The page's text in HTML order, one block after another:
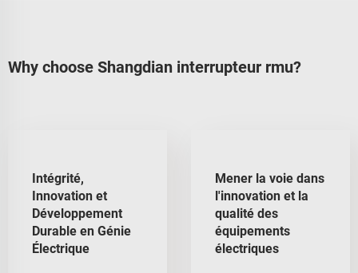
Why choose Shangdian interrupteur rmu?
Intégrité,
Innovation et
Développement
Durable en Génie
Électrique
Mener la voie dans
l'innovation et la
qualité des
équipements
électriques